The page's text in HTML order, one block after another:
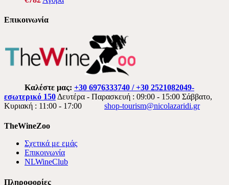
Επικοινωνία
Καλέστε μας: +30 6976333740 / +30 2521082049-
εσωτερικό 150 Δευτέρα - Παρασκευή : 09:00 - 15:00 Σάββατο,
Κυριακή : 11:00 - 17:00
shop-tourism@nicolazaridi.gr
TheWineZoo
Σχετικά με εμάς
Επικοινωνία
NLWineClub
Πληροφορίες